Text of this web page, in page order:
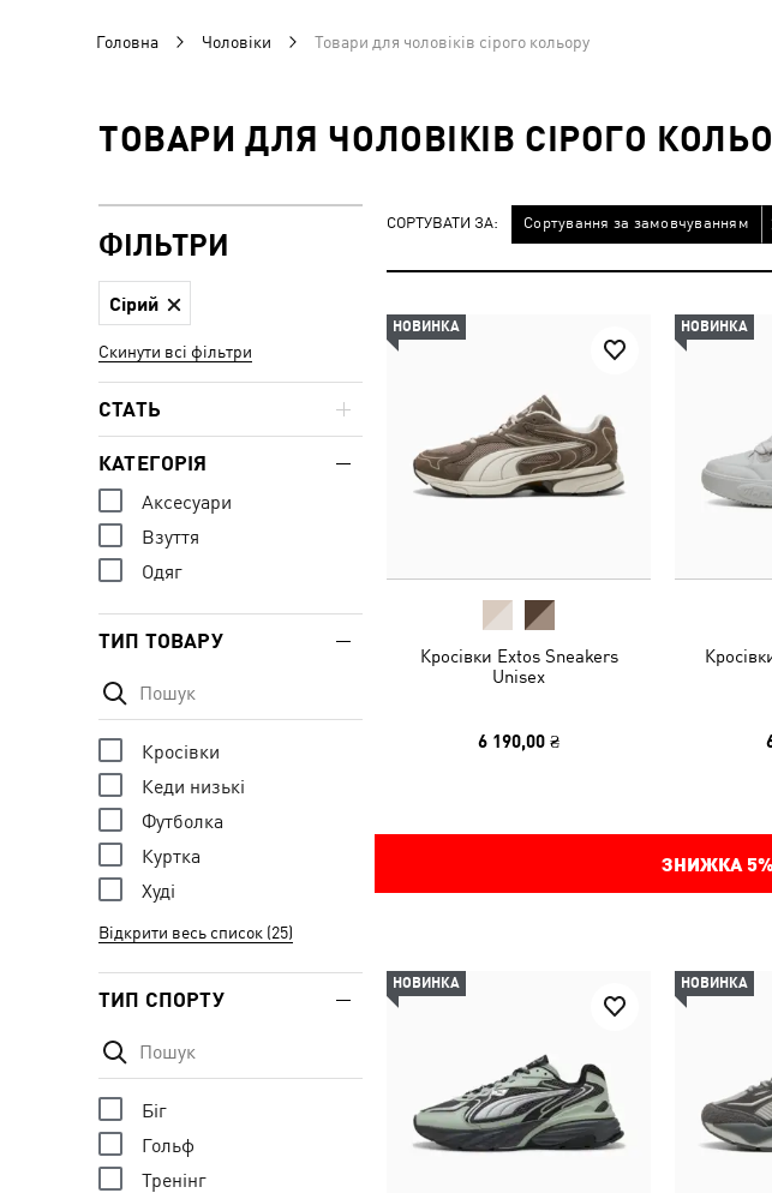
Головна Чоловіки Товари для чоловіків сірого кольору
ТОВАРИ ДЛЯ ЧОЛОВІКІВ СІРОГО
СОРТУВАТИ ЗА: Сортування за замовчуванням
НОВИНКА
Кросівки Extos Sneakers
Unisex
6 190,00 ₴
НОВИНКА
ЗНИЖКА 5%
НОВИНКА НОВИНКА
ФІЛЬТРИ
Сірий
Скинути всі фільтри
СТАТЬ
КАТЕГОРІЯ
Аксесуари
Взуття
Одяг
ТИП ТОВАРУ
Кросівки
Кеди низькі
Футболка
Куртка
Худі
Відкрити весь список (25)
ТИП СПОРТУ
Біг
Гольф
Тренінг